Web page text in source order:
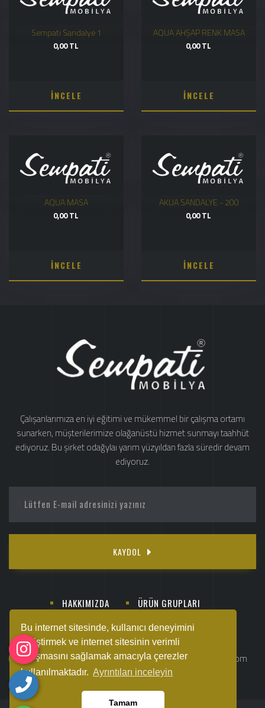
Bu internet sitesinde, kullanıcı deneyimini
geliştirmek ve internet sitesinin verimli
çalışmasını sağlamak amacıyla çerezler
kullanılmaktadır. Ayrıntıları inceleyin
Tamam
Sempati Sandalye 1
0,00 TL
İNCELE
AQUA AHŞAP RENK MASA
0,00 TL
İNCELE
AQUA MASA
0,00 TL
İNCELE
AKUA SANDALYE - 200
0,00 TL
İNCELE
Çalışanlarımıza en iyi eğitimi ve mükemmel bir çalışma ortamı
sunarken, müşterilerimize olağanüstü hizmet sunmayı taahhüt
ediyoruz. Bu şirket odağylaı yarım yüzyıldan fazla süredir devam
ediyoruz.
KAYDOL
HAKKIMIZDA
ÜRÜN GRUPLARI
+90 252 363 78
88
info@sempatimobilya.com